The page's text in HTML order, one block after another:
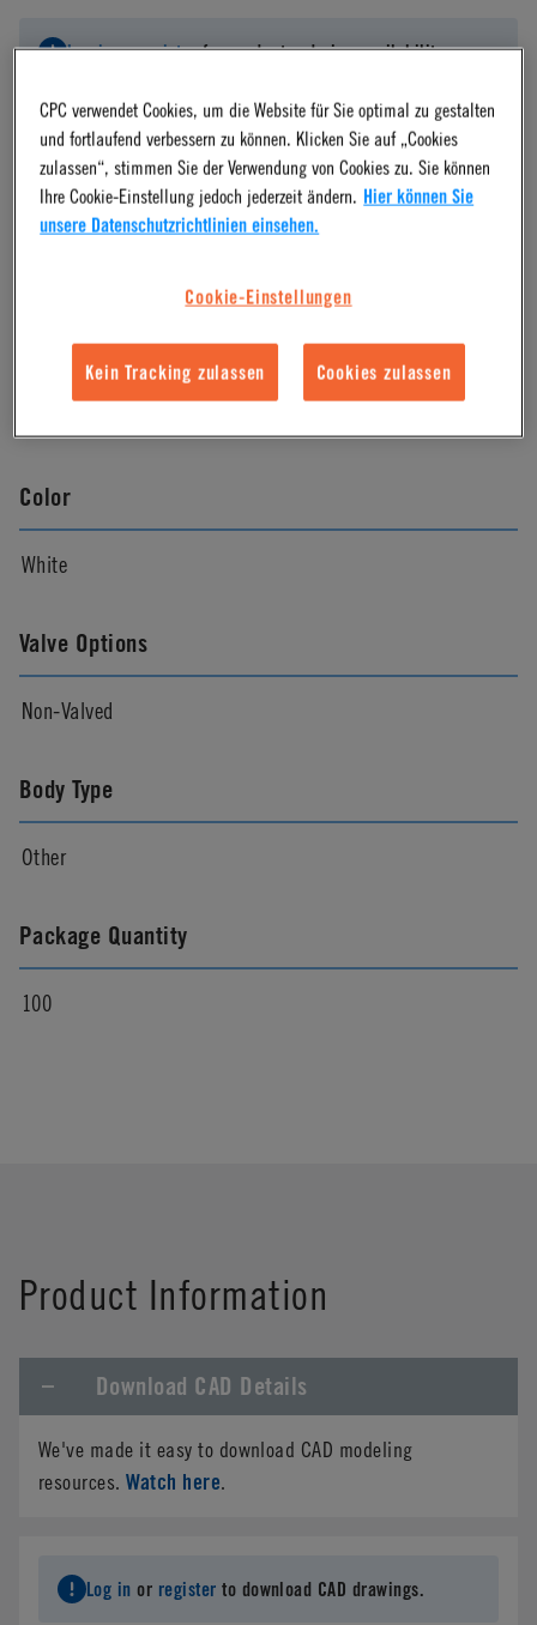
Log inorregisterfor product ordering availability.
Material
Material Finish
Color
White
Valve Options
Non-Valved
Body Type
Other
Package Quantity
100
Product Information
Download CAD Details
We've made it easy to download CAD modeling
resources.Watch here.
Log in or register to download CAD drawings.
CPC verwendet Cookies, um die Website für Sie optimal zu gestalten
und fortlaufend verbessern zu können. Klicken Sie auf „Cookies
zulassen“, stimmen Sie der Verwendung von Cookies zu. Sie können
Ihre Cookie-Einstellung jedoch jederzeit ändern. Hier können Sie
unsere Datenschutzrichtlinien einsehen.
Cookie-Einstellungen
Kein Tracking zulassen Cookies zulassen